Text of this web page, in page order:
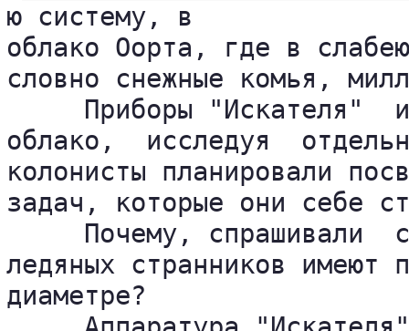
ю систему, в
облако Оорта, где в
словно снежные комья,
Приборы "Искателя"
облако,  исследуя
колонисты планировали
задач, которые они себе
Почему, спрашивали
ледяных странников имеют
диаметре?